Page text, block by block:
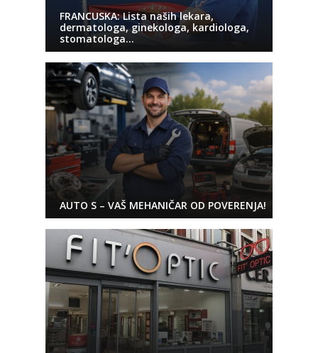
FRANCUSKA: Lista naših lekara,
dermatologa, ginekologa, kardiologa,
stomatologa…
AUTO S – VAŠ MEHANIČAR OD POVERENJA!